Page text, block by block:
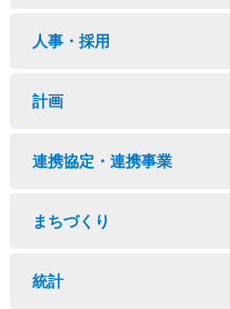
人事・採用
計画
連携協定・連携事業
まちづくり
統計